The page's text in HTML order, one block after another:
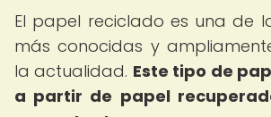
El papel reciclado es una de
más conocidas y
la actualidad. Este tipo de
a partir de papel